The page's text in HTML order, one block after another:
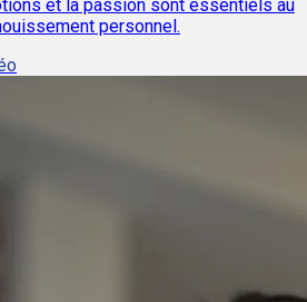
et la passion sont essentiels au
personnel.